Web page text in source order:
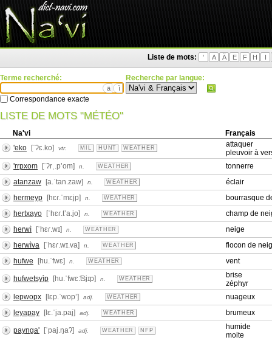
Liste de mots: ' A Ä E F H I
Terme recherché:
ä ì
Correspondance exacte
Recherche par langue:
LISTE DE MOTS "MÉTÉO"
Na'vi
Français
'eko
[ˈʔɛ.ko] vtr. MIL HUNT WEATHER
attaquer
pleuvoir à
'rrpxom
[ˈʔrˌ.pʼom] n. WEATHER
tonnerre
atanzaw
[a.ˈtan.zaw] n. WEATHER
éclair
hermeyp
[hɛɾ.ˈmɛjp] n. WEATHER
bourrasque
hertxayo
[ˈhɛɾ.tʼa.jo] n. WEATHER
champ de
herwì
[ˈhɛɾ.wɪ] n. WEATHER
neige
herwìva
[ˈhɛɾ.wɪ.va] n. WEATHER
flocon de
hufwe
[hu.ˈfwɛ] n. WEATHER vent
hufwetsyìp [hu.ˈfwɛ.͡tsjɪp] n. WEATHER
brise
zéphyr
lepwopx
[lɛp.ˈwopʼ] adj. WEATHER
nuageux
leyapay
[lɛ.ˈja.paj] adj. WEATHER brumeux
paynga' [ˈpaj.ŋaʔ] adj. WEATHER NFP
humide
moite